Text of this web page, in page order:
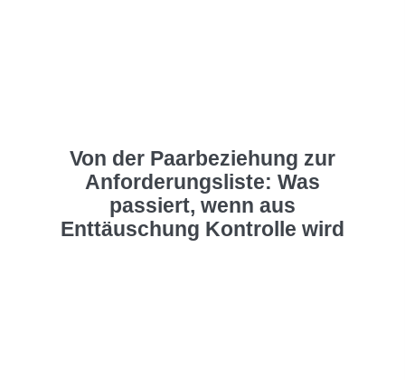
Von der Paarbeziehung zur
Anforderungsliste: Was
passiert, wenn aus
Enttäuschung Kontrolle wird